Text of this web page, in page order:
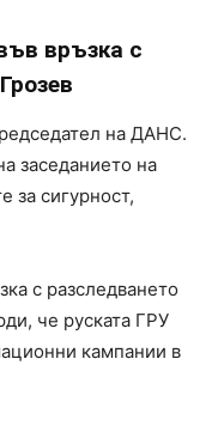
връзка с
на ДАНС.
заседанието на
за сигурност,
с разследването
че руската ГРУ
кампании в